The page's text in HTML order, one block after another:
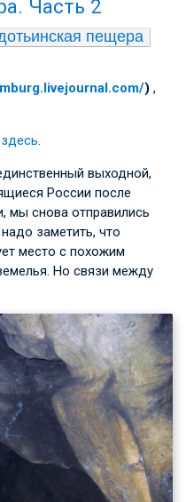
Часть 2
пещера
) ,
здесь.
выходной,
России после
мы снова отправились
заметить, что
место с похожим
Но связи между